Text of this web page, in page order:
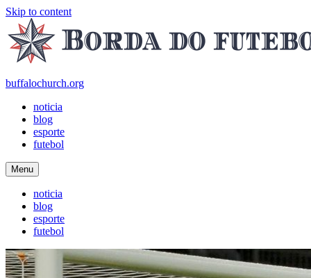
Skip to content
buffalochurch.org
noticia
blog
esporte
futebol
Menu
noticia
blog
esporte
futebol